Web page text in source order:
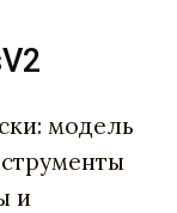
модель
и